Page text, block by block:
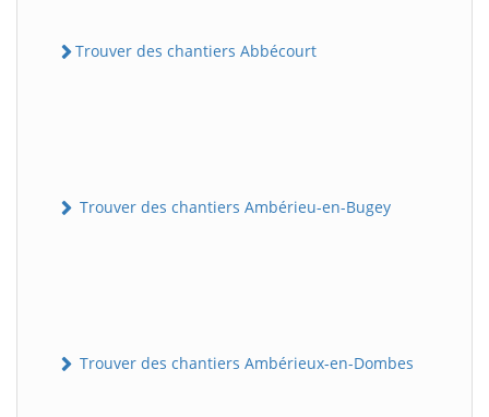
Trouver des chantiers Abbécourt
Trouver des chantiers Ambérieu-en-Bugey
Trouver des chantiers Ambérieux-en-Dombes